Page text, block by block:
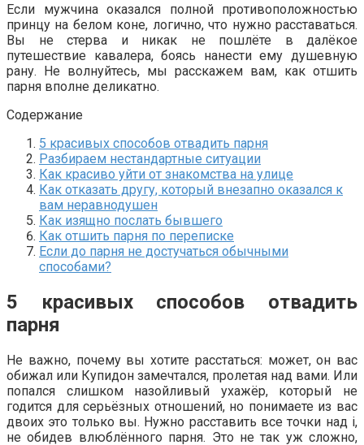
Если мужчина оказался полной противоположностью
принцу на белом коне, логично, что нужно расставаться.
Вы не стерва и никак не пошлёте в далёкое
путешествие кавалера, боясь нанести ему душевную
рану. Не волнуйтесь, мы расскажем вам, как отшить
парня вполне деликатно.
Содержание
5 красивых способов отвадить парня
Разбираем нестандартные ситуации
Как красиво уйти от знакомства на улице
Как отказать другу, который внезапно оказался к
вам неравнодушен
Как изящно послать бывшего
Как отшить парня по переписке
Если до парня не достучаться обычными
способами?
5 красивых способов отвадить
парня
Не важно, почему вы хотите расстаться: может, он вас
обижал или Купидон замечтался, пролетая над вами. Или
попался слишком назойливый ухажёр, который не
годится для серьёзных отношений, но понимаете из вас
двоих это только вы. Нужно расставить все точки над i,
не обидев влюблённого парня. Это не так уж сложно,